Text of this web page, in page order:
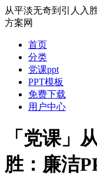
从平淡无奇到引人入
方案网
首页
分类
党课ppt
PPT模板
免费下载
用户中心
「党课」
胜：廉洁